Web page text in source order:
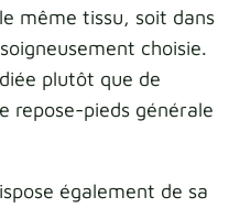
même tissu, soit dans
choisie.
plutôt que de
repose-pieds générale
également de sa